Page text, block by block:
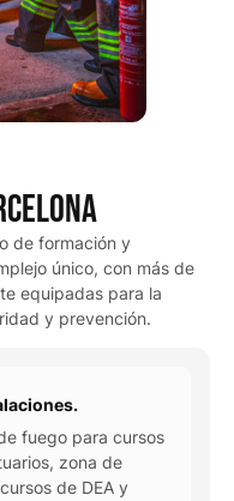
de formación y
único, con más de
equipadas para la
y prevención.
fuego para cursos
zona de
de DEA y